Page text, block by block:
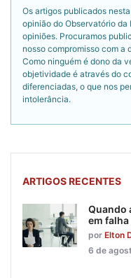
Os artigos publicados
opinião do Observatório da
opiniões. Procuramos
nosso compromisso com
Como ninguém é dono da
objetividade é através do
diferenciadas, o que nos
intolerância.
ARTIGOS RECENTES
Quando
em
por Elton
6 de